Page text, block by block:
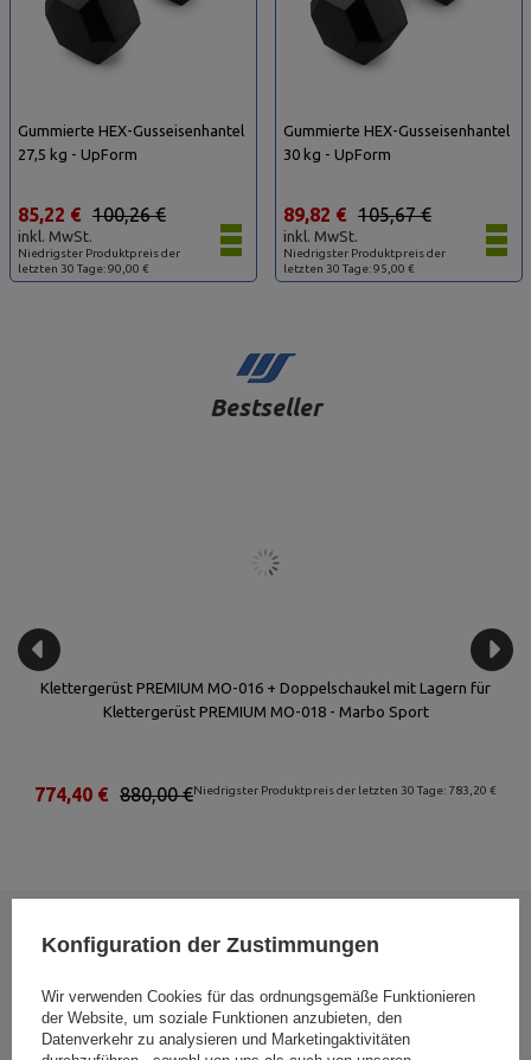
Gummierte HEX-Gusseisenhantel
27,5 kg - UpForm
Niedrigster Produktpreis der
letzten 30 Tage: 90,00 €
100,26 €
85,22 €
inkl. MwSt.
Gummierte HEX-Gusseisenhantel
30 kg - UpForm
Niedrigster Produktpreis der
letzten 30 Tage: 95,00 €
105,67 €
89,82 €
inkl. MwSt.
Bestseller
Klettergerüst PREMIUM MO-016 + Doppelschaukel mit Lagern für
Klettergerüst PREMIUM MO-018 - Marbo Sport
Niedrigster Produktpreis der letzten 30 Tage: 783,20 €
880,00 €
774,40 €
und Functional Training auf ein neues Niveau heben. Ihre innovative
sechseckige Form und die strapazierfähige Gummierung garantieren
Ihnen überragende Stabilität, maximale Sicherheit und unübertroffene
Konfiguration der Zustimmungen
Wir verwenden Cookies für das ordnungsgemäße Funktionieren
der Website, um soziale Funktionen anzubieten, den
Datenverkehr zu analysieren und Marketingaktivitäten